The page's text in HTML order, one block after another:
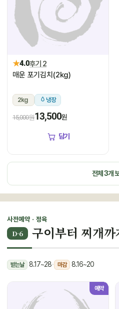
★4.0후기 2
매운 포기김치(2kg)
2kg 냉장
15,000원13,500원
담기
전체 3개
사전예약 · 정육
D-6 구이부터 찌개
받는날 8.17~28· 마감 8.16~20
예약